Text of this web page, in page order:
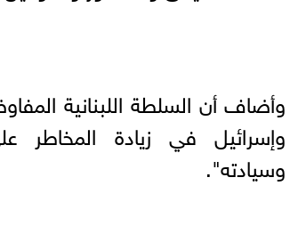
وأضاف أن السلطة اللبنانية
وإسرائيل في زيادة المخاطر
وسيادته".